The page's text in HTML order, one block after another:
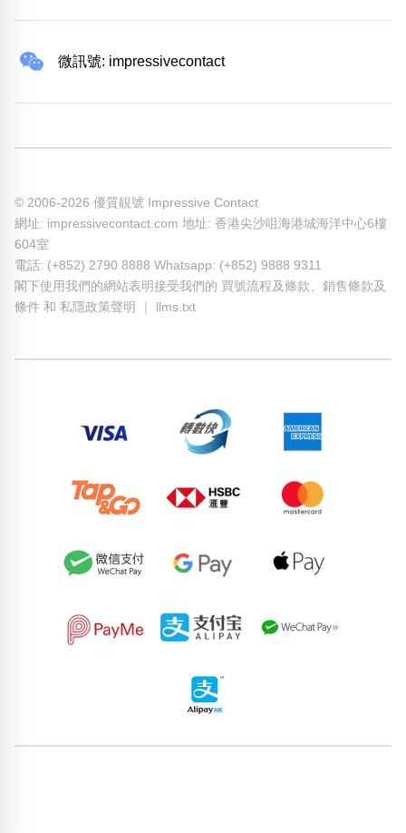
微訊號: impressivecontact
© 2006-2026 優質靚號 Impressive Contact
網址: impressivecontact.com 地址: 香港尖沙咀海港城海洋中心6樓
604室
電話: (+852) 2790 8888 Whatsapp: (+852) 9888 9311
閣下使用我們的網站表明接受我們的 買號流程及條款
銷售條款及
條件 和 私隱政策聲明 llms.txt